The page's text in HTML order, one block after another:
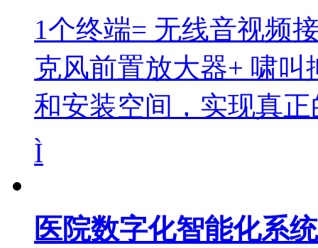
1个终端= 无线音视频
克风前置放大器+ 啸
和安装空间，实现真
Ì
医院数字化智能化系统